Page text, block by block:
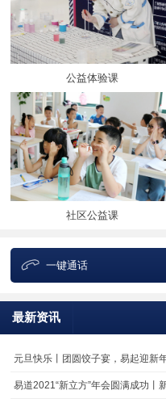
公益体验课
社区公益课
一键通话
最新资讯
元旦快乐丨团圆饺子宴，易起迎新
易道2021“新立方”年会圆满成功丨